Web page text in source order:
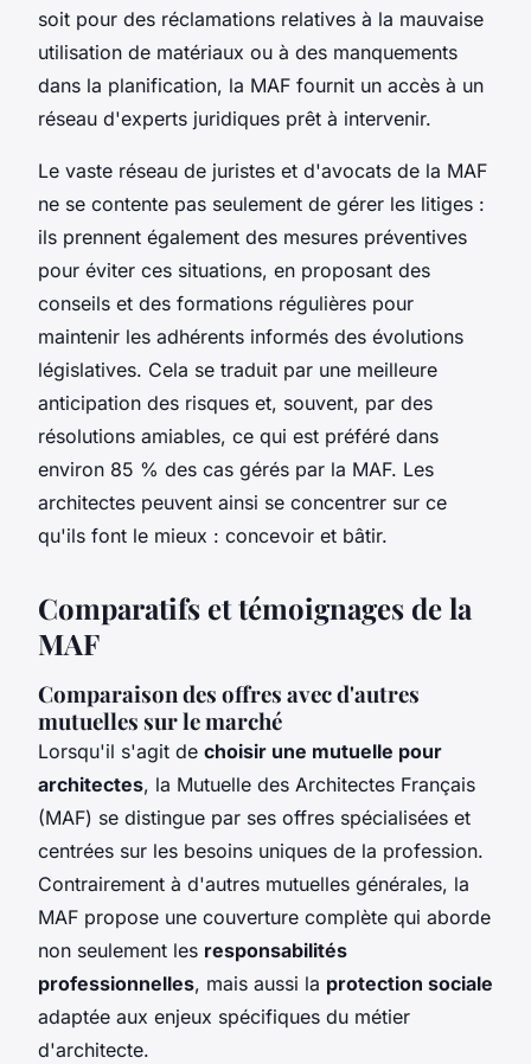
soit pour des réclamations relatives à la mauvaise
utilisation de matériaux ou à des manquements
dans la planification, la MAF fournit un accès à un
réseau d'experts juridiques prêt à intervenir.
Le vaste réseau de juristes et d'avocats de la MAF
ne se contente pas seulement de gérer les litiges :
ils prennent également des mesures préventives
pour éviter ces situations, en proposant des
conseils et des formations régulières pour
maintenir les adhérents informés des évolutions
législatives. Cela se traduit par une meilleure
anticipation des risques et, souvent, par des
résolutions amiables, ce qui est préféré dans
environ 85 % des cas gérés par la MAF. Les
architectes peuvent ainsi se concentrer sur ce
qu'ils font le mieux : concevoir et bâtir.
Comparatifs et témoignages de la
MAF
Comparaison des offres avec d'autres
mutuelles sur le marché
Lorsqu'il s'agit de choisir une mutuelle pour
architectes, la Mutuelle des Architectes Français
(MAF) se distingue par ses offres spécialisées et
centrées sur les besoins uniques de la profession.
Contrairement à d'autres mutuelles générales, la
MAF propose une couverture complète qui aborde
non seulement les responsabilités
professionnelles, mais aussi la protection sociale
adaptée aux enjeux spécifiques du métier
d'architecte.